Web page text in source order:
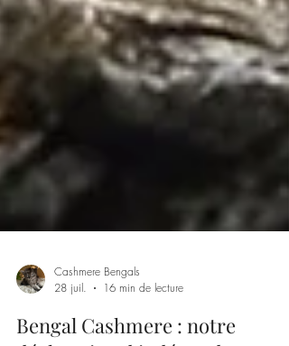
Cashmere Bengals
28 juil.
16 min de lecture